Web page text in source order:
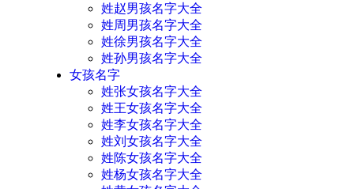
姓赵男孩名字大全
姓周男孩名字大全
姓徐男孩名字大全
姓孙男孩名字大全
女孩名字
姓张女孩名字大全
姓王女孩名字大全
姓李女孩名字大全
姓刘女孩名字大全
姓陈女孩名字大全
姓杨女孩名字大全